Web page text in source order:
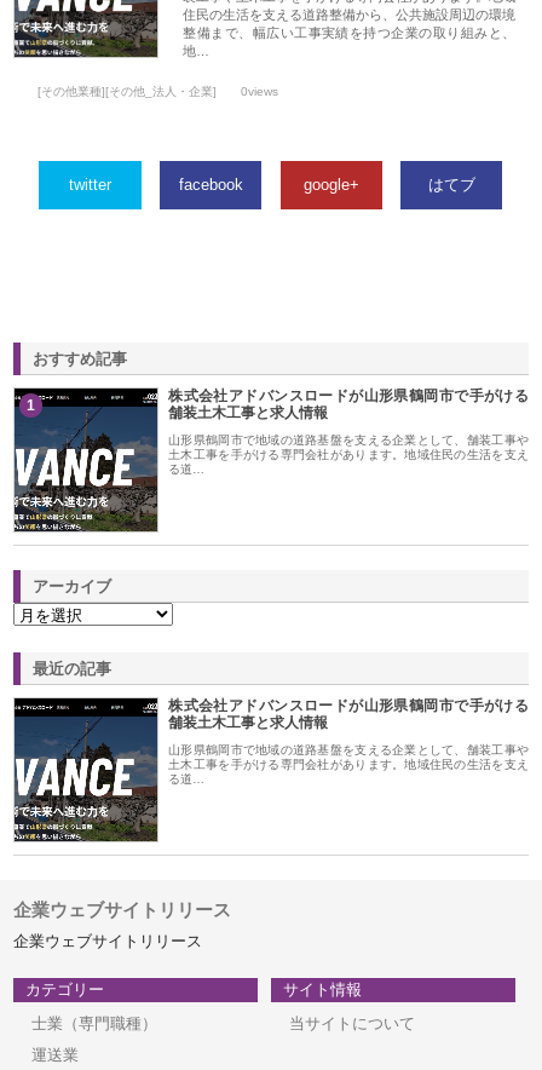
住民の生活を支える道路整備から、公共施設周辺の環境
整備まで、幅広い工事実績を持つ企業の取り組みと、
地…
[その他業種][その他_法人・企業] 0views
twitter facebook google+ はてブ
おすすめ記事
1
株式会社アドバンスロードが山形県鶴岡市で手がける
舗装土木工事と求人情報
山形県鶴岡市で地域の道路基盤を支える企業として、舗装工事や
土木工事を手がける専門会社があります。地域住民の生活を支え
る道…
アーカイブ
最近の記事
株式会社アドバンスロードが山形県鶴岡市で手がける
舗装土木工事と求人情報
山形県鶴岡市で地域の道路基盤を支える企業として、舗装工事や
土木工事を手がける専門会社があります。地域住民の生活を支え
る道…
企業ウェブサイトリリース
企業ウェブサイトリリース
カテゴリー
士業（専門職種）
運送業
サイト情報
当サイトについて